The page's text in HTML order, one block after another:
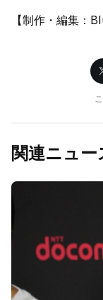
【制作・編集：
関連ニュー